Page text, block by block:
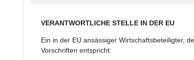
VERANTWORTLICHE STELLE IN DER EU
Ein in der EU ansässiger Wirtschaftsbeteiligter,
Vorschriften entspricht.